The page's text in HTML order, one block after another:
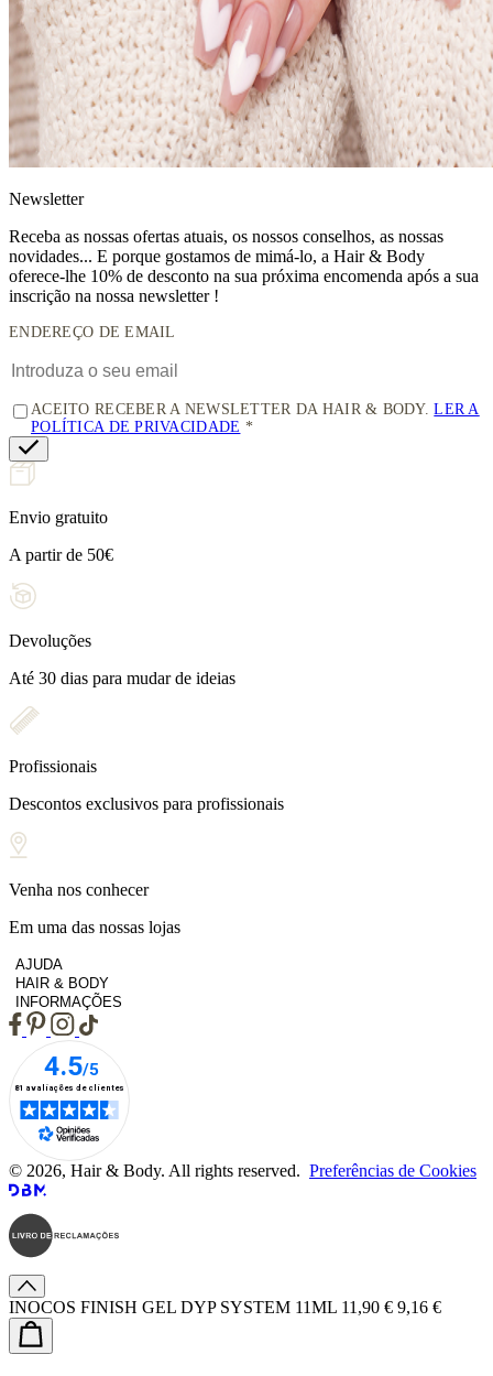
Newsletter
Receba as nossas ofertas atuais, os nossos conselhos, as nossas
novidades... E porque gostamos de mimá-lo, a Hair & Body
oferece-lhe 10% de desconto na sua próxima encomenda após a sua
inscrição na nossa newsletter !
ENDEREÇO DE EMAIL
ACEITO RECEBER A NEWSLETTER DA HAIR & BODY.LER A
POLÍTICA DE PRIVACIDADE
Envio gratuito
A partir de 50€
Devoluções
Até 30 dias para mudar de ideias
Profissionais
Descontos exclusivos para profissionais
Venha nos conhecer
Em uma das nossas lojas
AJUDA
HAIR & BODY
INFORMAÇÕES
© 2026, Hair & Body. All rights reserved. Preferências de Cookies
INOCOS FINISH GEL DYP SYSTEM 11ML 11,90 € 9,16 €